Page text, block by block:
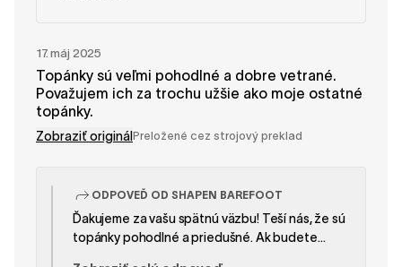
17. máj 2025
Topánky sú veľmi pohodlné a dobre vetrané.
Považujem ich za trochu užšie ako moje ostatné
topánky.
Zobraziť originál Preložené cez strojový preklad
ODPOVEĎ OD SHAPEN BAREFOOT
Ďakujeme za vašu spätnú väzbu! Teší nás, že sú
topánky pohodlné a priedušné. Ak budete